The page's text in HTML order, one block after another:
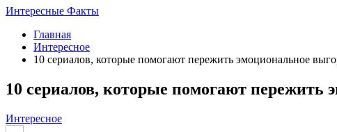
Интересные Факты
Главная
Интересное
10 сериалов, которые помогают пережить эмоциональное
10 сериалов, которые помогают пережить
Интересное